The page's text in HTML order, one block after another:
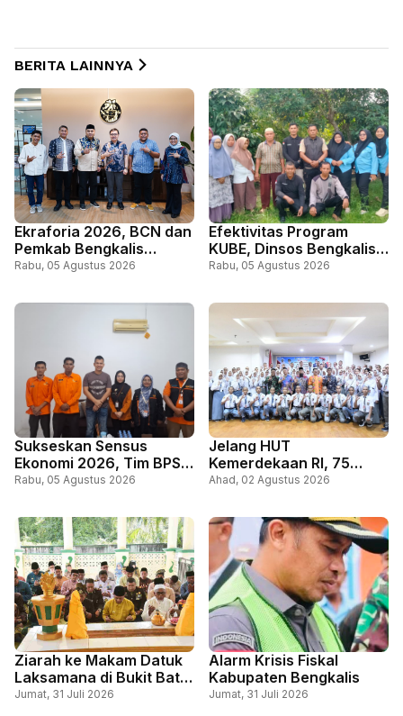
BERITA LAINNYA
Ekraforia 2026, BCN dan
Pemkab Bengkalis
Gandeng Kemenko PM
Rabu, 05 Agustus 2026
Efektivitas Program
KUBE, Dinsos Bengkalis
Perkuat Pemberdayaan
Miskin
Rabu, 05 Agustus 2026
Sukseskan Sensus
Ekonomi 2026, Tim BPS
Lakukan Pendataan di
Kapolres
Rabu, 05 Agustus 2026
Jelang HUT
Kemerdekaan RI, 75
Pelajar Ikuti Pemusatan
Paskibraka Bengkalis
Ahad, 02 Agustus 2026
Ziarah ke Makam Datuk
Laksamana di Bukit Batu
Tutup Rangkaian
Jumat, 31 Juli 2026
Alarm Krisis Fiskal
Kabupaten Bengkalis
Jumat, 31 Juli 2026